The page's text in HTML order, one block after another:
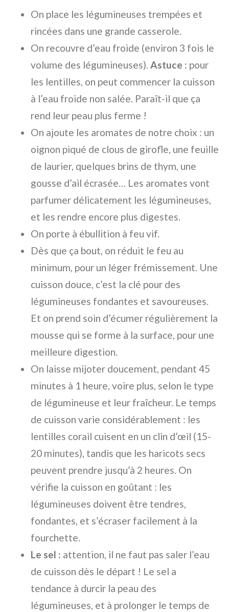
On place les légumineuses trempées et
rincées dans une grande casserole.
On recouvre d’eau froide (environ 3 fois le
volume des légumineuses). Astuce : pour
les lentilles, on peut commencer la cuisson
à l’eau froide non salée. Paraît-il que ça
rend leur peau plus ferme !
On ajoute les aromates de notre choix : un
oignon piqué de clous de girofle, une feuille
de laurier, quelques brins de thym, une
gousse d’ail écrasée… Les aromates vont
parfumer délicatement les légumineuses,
et les rendre encore plus digestes.
On porte à ébullition à feu vif.
Dès que ça bout, on réduit le feu au
minimum, pour un léger frémissement. Une
cuisson douce, c’est la clé pour des
légumineuses fondantes et savoureuses.
Et on prend soin d’écumer régulièrement la
mousse qui se forme à la surface, pour une
meilleure digestion.
On laisse mijoter doucement, pendant 45
minutes à 1 heure, voire plus, selon le type
de légumineuse et leur fraîcheur. Le temps
de cuisson varie considérablement : les
lentilles corail cuisent en un clin d’œil (15-
20 minutes), tandis que les haricots secs
peuvent prendre jusqu’à 2 heures. On
vérifie la cuisson en goûtant : les
légumineuses doivent être tendres,
fondantes, et s’écraser facilement à la
fourchette.
Le sel : attention, il ne faut pas saler l’eau
de cuisson dès le départ ! Le sel a
tendance à durcir la peau des
légumineuses, et à prolonger le temps de